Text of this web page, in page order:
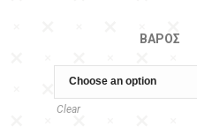
ΒΆΡΟΣ
Clear